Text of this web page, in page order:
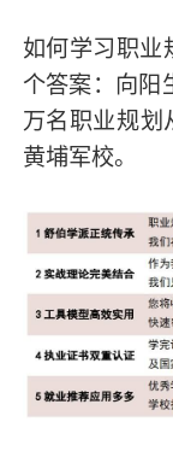
如何学习职业
个答案：向阳
万名职业规划
黄埔军校。